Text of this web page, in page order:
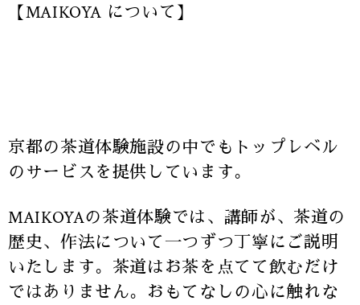
【MAIKOYA について】
京都の茶道体験施設の中でもトップレベル
のサービスを提供しています。
MAIKOYAの茶道体験では、講師が、茶道の
歴史、作法について一つずつ丁寧にご説明
いたします。茶道はお茶を点てて飲むだけ
ではありません。おもてなしの心に触れな